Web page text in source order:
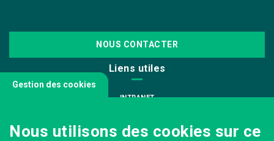
NOUS CONTACTER
Liens utiles
INTRANET
INFODOC
Gestion des cookies
Nous utilisons des cookies sur ce